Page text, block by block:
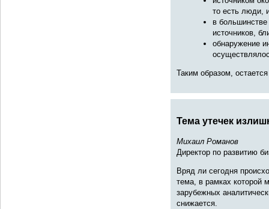
то есть люди,
в большинстве
источников,
обнаружение
Таким образом,
Тема утечек
Михаил Романов
Директор по развитию
Вряд ли сегодня
тема, в рамках которой
зарубежных
снижается.